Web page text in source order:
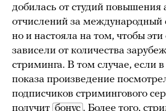
добилась от студий повышения
отчислений за международный
но и настояла на том, чтобы
зависели от количества
стриминга. В том случае, если
показа произведение
подписчиков стримингового
получит бонус . Более того,